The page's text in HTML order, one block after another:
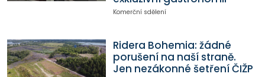
Komerční sdělení
Ridera Bohemia: žádné
porušení na naší straně.
Jen nezákonné šetření ČIŽP